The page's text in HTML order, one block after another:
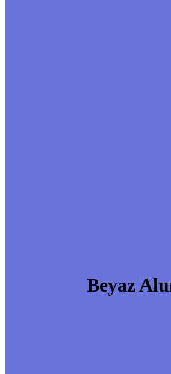
Beyaz